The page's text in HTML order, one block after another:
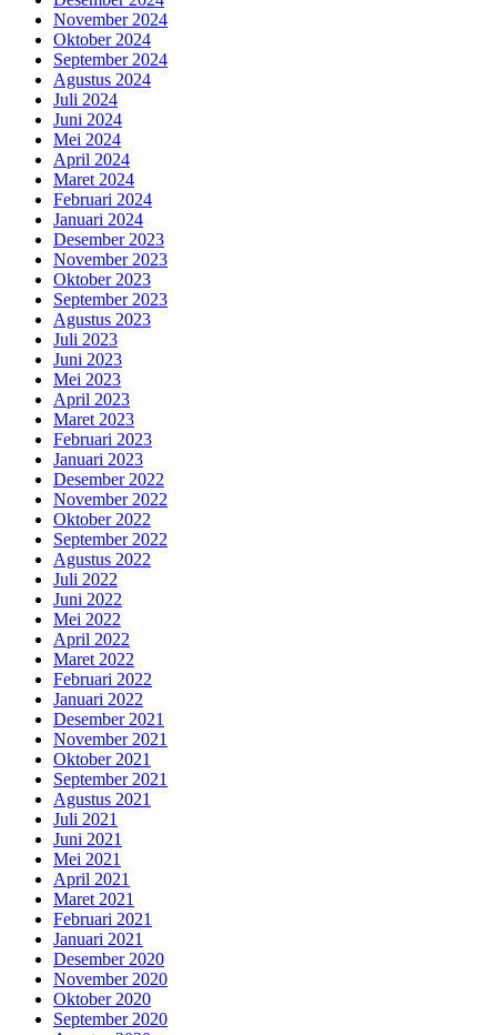
November 2024
Oktober 2024
September 2024
Agustus 2024
Juli 2024
Juni 2024
Mei 2024
April 2024
Maret 2024
Februari 2024
Januari 2024
Desember 2023
November 2023
Oktober 2023
September 2023
Agustus 2023
Juli 2023
Juni 2023
Mei 2023
April 2023
Maret 2023
Februari 2023
Januari 2023
Desember 2022
November 2022
Oktober 2022
September 2022
Agustus 2022
Juli 2022
Juni 2022
Mei 2022
April 2022
Maret 2022
Februari 2022
Januari 2022
Desember 2021
November 2021
Oktober 2021
September 2021
Agustus 2021
Juli 2021
Juni 2021
Mei 2021
April 2021
Maret 2021
Februari 2021
Januari 2021
Desember 2020
November 2020
Oktober 2020
September 2020